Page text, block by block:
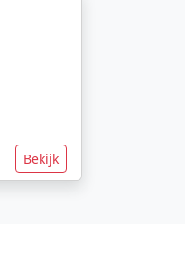
Bekijk